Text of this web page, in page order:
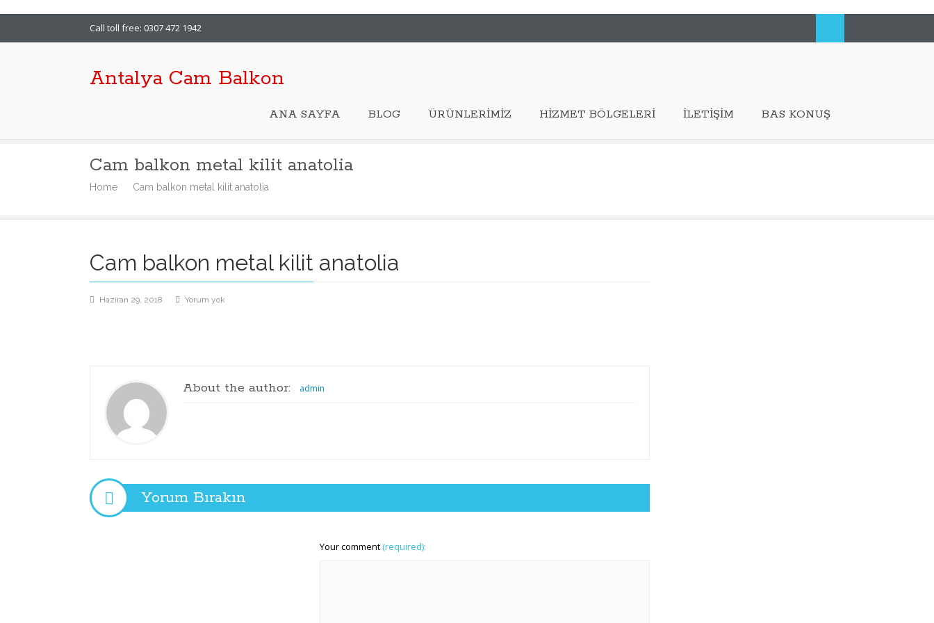
Call toll free: 0307 472 1942
Antalya Cam Balkon
ANA SAYFA BLOG ÜRÜNLERIMIZ HIZMET BÖLGELERI İLETIŞIM BAS KONUŞ
Cam balkon metal kilit anatolia
Home Cam balkon metal kilit anatolia
Cam balkon metal kilit anatolia
Haziran 29, 2018 Yorum yok
About the author: admin
Yorum Bırakın
Your comment(required):